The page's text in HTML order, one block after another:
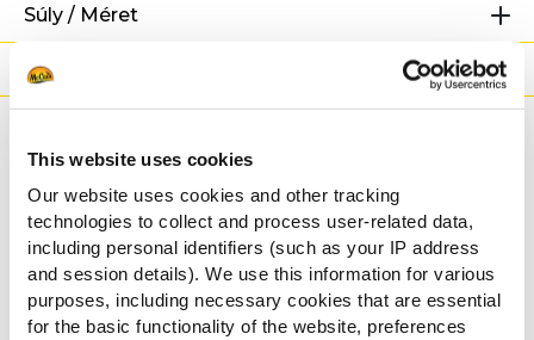
This website uses cookies
Our website uses cookies and other tracking
technologies to collect and process user-related data,
including personal identifiers (such as your IP address
and session details). We use this information for various
purposes, including necessary cookies that are essential
for the basic functionality of the website, preferences
Súly / Méret
Elkészítési javaslat
Kapcsolódó
receptek